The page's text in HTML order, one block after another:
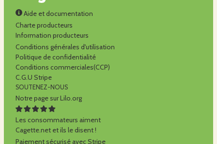
Aide et documentation
Charte producteurs
Information producteurs
Conditions générales d'utilisation
Politique de confidentialité
Conditions commerciales(CCP)
C.G.U Stripe
SOUTENEZ-NOUS
Notre page sur Lilo.org
Les consommateurs aiment
Cagette.net et ils le disent !
Paiement sécurisé avec Stripe